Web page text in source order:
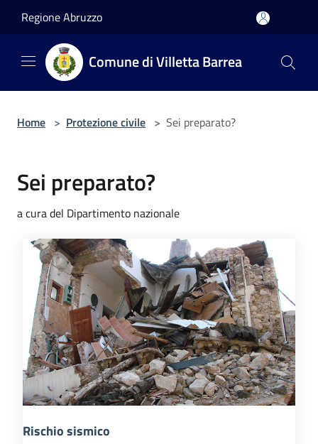
Regione Abruzzo
Comune di Villetta Barrea
Home > Protezione civile > Sei preparato?
Sei preparato?
a cura del Dipartimento nazionale
Rischio sismico